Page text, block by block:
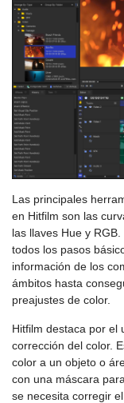
Las principales
en Hitfilm son las
las llaves Hue y
todos los pasos
información de los
ámbitos hasta
preajustes de color.
Hitfilm destaca por el
corrección del color.
color a un objeto o
con una máscara
se necesita corregir